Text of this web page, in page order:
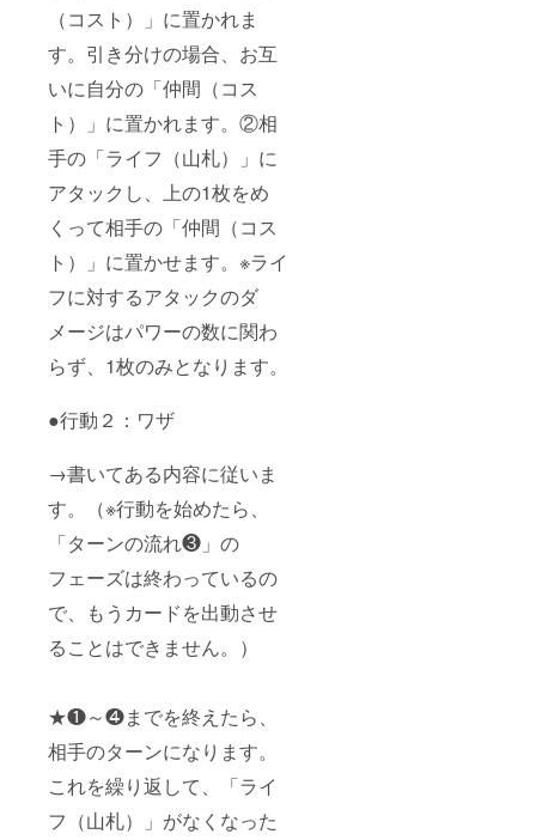
（コスト）」に置かれま
す。引き分けの場合、お互
いに自分の「仲間（コス
ト）」に置かれます。②相
手の「ライフ（山札）」に
アタックし、上の1枚をめ
くって相手の「仲間（コス
ト）」に置かせます。※ライ
フに対するアタックのダ
メージはパワーの数に関わ
らず、1枚のみとなります。
●行動２：ワザ
→書いてある内容に従いま
す。（※行動を始めたら、
「ターンの流れ❸」の
フェーズは終わっているの
で、もうカードを出動させ
ることはできません。）
★❶～❹までを終えたら、
相手のターンになります。
これを繰り返して、「ライ
フ（山札）」がなくなった